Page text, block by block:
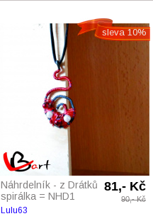
sleva 10%
Náhrdelník - z Drátků
spirálka = NHD1
81,- Kč
90,- Kč
Lulu63